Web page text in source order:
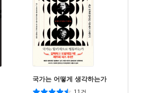
국가는 어떻게 생각하는가